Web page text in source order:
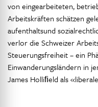
von eingearbeiteten,
Arbeitskräften schätzen
aufenthaltsund
verlor die Schweizer
Steuerungsfreiheit – ein
Einwanderungsländern in
James Holliﬁeld als